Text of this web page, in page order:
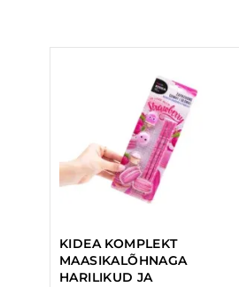
KIDEA KOMPLEKT
MAASIKALÕHNAGA
HARILIKUD JA